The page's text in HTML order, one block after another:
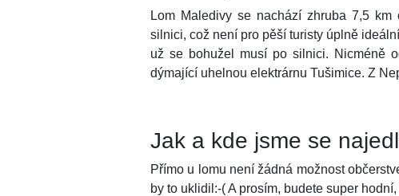
Lom Maledivy se nachází zhruba 7,5
silnici, což není pro pěší turisty úplně
už se bohužel musí po silnici. Nicméně
dýmající uhelnou elektrárnu Tušimice. Z
Jak a kde jsme se
Přímo u lomu není žádná možnost
by to uklidil:-( A prosím, budete super